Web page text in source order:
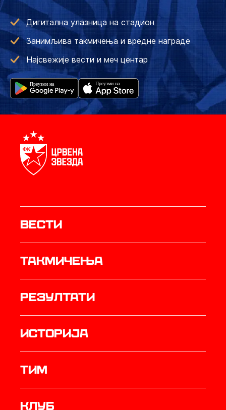
Дигитална улазница на стадион
Занимљива такмичења и вредне награде
Најсвежије вести и меч центар
Вести
Такмичења
резултати
историја
ТИМ
Клуб